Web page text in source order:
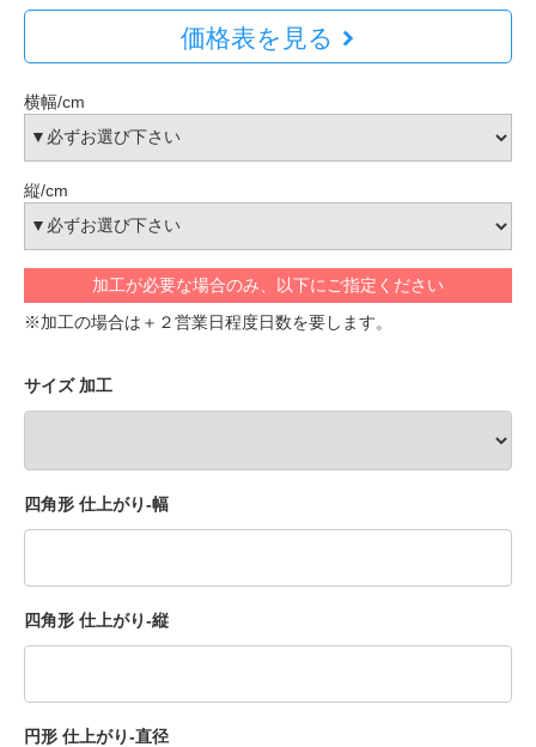
価格表を見る
横幅/cm
縦/cm
加工が必要な場合のみ、以下にご指定ください
※加工の場合は＋２営業日程度日数を要します。
サイズ 加工
四角形 仕上がり-幅
四角形 仕上がり-縦
円形 仕上がり-直径